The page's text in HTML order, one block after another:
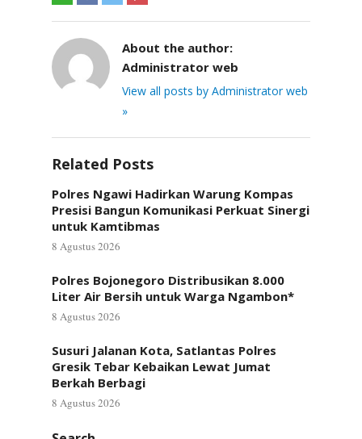
About the author:
Administrator web
View all posts by Administrator web
»
Related Posts
Polres Ngawi Hadirkan Warung Kompas
Presisi Bangun Komunikasi Perkuat Sinergi
untuk Kamtibmas
8 Agustus 2026
Polres Bojonegoro Distribusikan 8.000
Liter Air Bersih untuk Warga Ngambon*
8 Agustus 2026
Susuri Jalanan Kota, Satlantas Polres
Gresik Tebar Kebaikan Lewat Jumat
Berkah Berbagi
8 Agustus 2026